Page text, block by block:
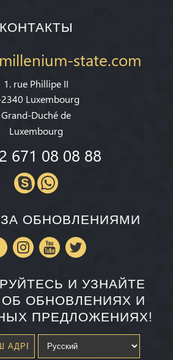
КОНТАКТЫ
state.com
1. rue Phillipe II
Luxembourg
Grand-Duché de
Luxembourg
671 08 08 88
ОБНОВЛЕНИЯМИ
И УЗНАЙТЕ
ОБНОВЛЕНИЯХ И
ПРЕДЛОЖЕНИЯХ!